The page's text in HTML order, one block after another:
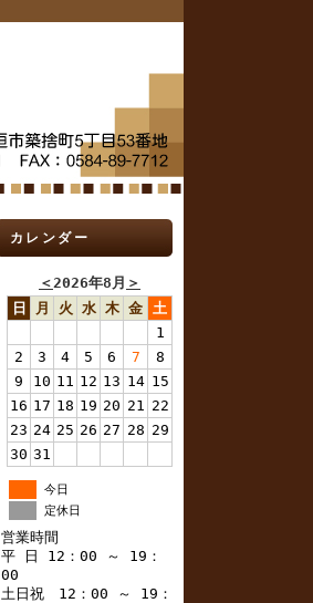
カレンダー
＜2026年8月 ＞
日
月 火 水 木 金 土
1
2
3 4 5 6 7
8
9
10 11 12 13 14 15
16 17 18 19 20 21 22
23 24 25 26 27 28 29
30 31
今日
定休日
営業時間
平 日 12：00 ～ 19：
00
土日祝 12：00 ～ 19：